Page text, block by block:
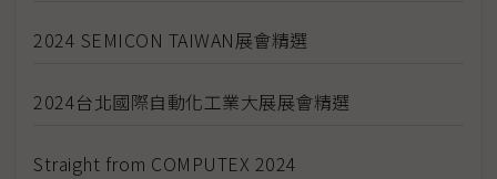
2024 SEMICON TAIWAN展會精選
2024台北國際自動化工業大展展會精選
Straight from COMPUTEX 2024